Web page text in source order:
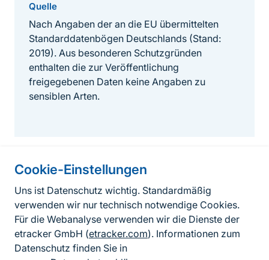
Cookie-Einstellungen
Uns ist Datenschutz wichtig. Standardmäßig
verwenden wir nur technisch notwendige Cookies.
Für die Webanalyse verwenden wir die Dienste der
etracker GmbH (etracker.com). Informationen zum
Datenschutz finden Sie in
Quelle
Nach Angaben der an die EU übermittelten
Standarddatenbögen Deutschlands (Stand:
2019). Aus besonderen Schutzgründen
enthalten die zur Veröffentlichung
freigegebenen Daten keine Angaben zu
sensiblen Arten.
Informationen zur Seite
FußzeileKontakt zum BfN
Kontaktformular
Erklärung zur Barrierefreiheit